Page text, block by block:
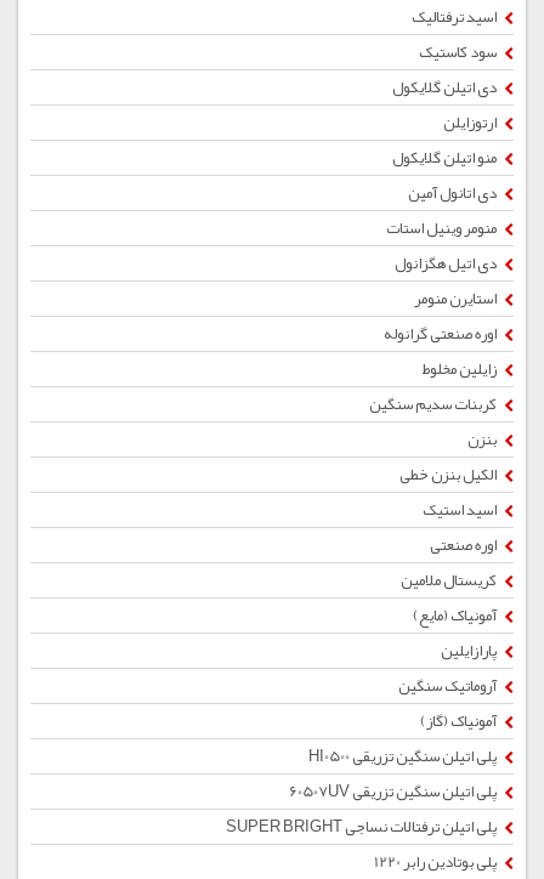
اسید ترفتالیک
سود کاستیک
دی اتیلن گلایکول
ارتوزایلن
منو اتیلن گلایکول
دی اتانول آمین
منومر وینیل استات
دی اتیل هگزانول
استایرن منومر
اوره صنعتی گرانوله
زایلین مخلوط
کربنات سدیم سنگین
بنزن
الکیل بنزن خطی
اسید استیک
اوره صنعتی
کریستال ملامین
آمونیاک (مایع)
پارازایلین
آروماتیک سنگین
آمونیاک (گاز)
پلی اتیلن سنگین تزریقی HI0500
پلی اتیلن سنگین تزریقی 60507UV
پلی اتیلن ترفتالات نساجی SUPER BRIGHT
پلی بوتادین رابر 1220